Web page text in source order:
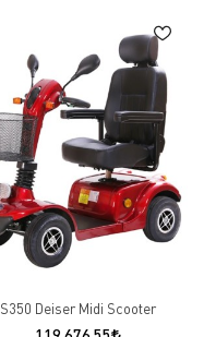
S350 Deiser Midi Scooter